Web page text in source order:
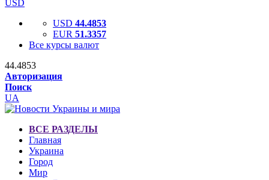
USD
USD 44.4853
EUR 51.3357
Все курсы валют
44.4853
Авторизация
Поиск
UA
ВСЕ РАЗДЕЛЫ
Главная
Украина
Город
Мир